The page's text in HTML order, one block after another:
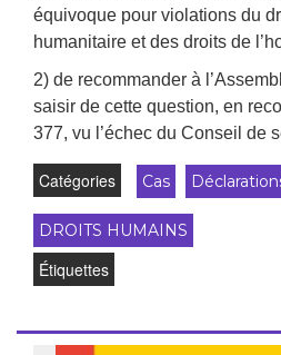
équivoque pour violations du
humanitaire et des droits de
2) de recommander à
saisir de cette question, en
377, vu l’échec du Conseil de
Catégories Cas
DROITS HUMAINS
Étiquettes